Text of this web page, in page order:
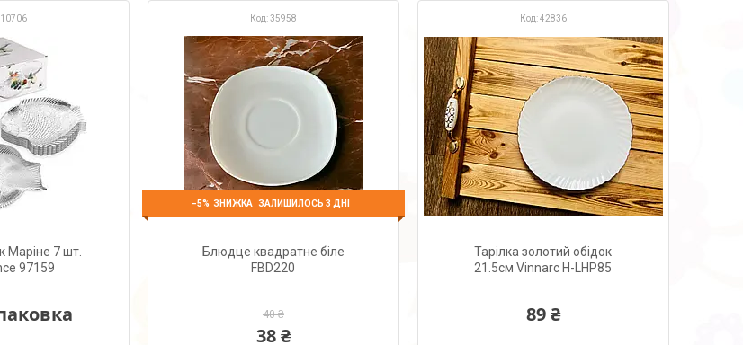
10706
Маріне 7 шт.
97159
35958
–5% ЗАЛИШИЛОСЬ 3 ДНІ
Блюдце квадратне біле
FBD220
40 ₴
38 ₴
42836
Тарілка золотий обідок
21.5см Vinnarc H-LHP85
89 ₴